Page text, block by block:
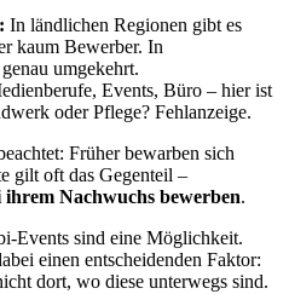
In ländlichen Regionen gibt es
kaum Bewerber. In
umgekehrt.
Events, Büro – hier ist
oder Pflege? Fehlanzeige.
Früher bewarben sich
gilt oft das Gegenteil –
ihrem Nachwuchs bewerben.
Events sind eine Möglichkeit.
einen entscheidenden Faktor:
dort, wo diese unterwegs sind.